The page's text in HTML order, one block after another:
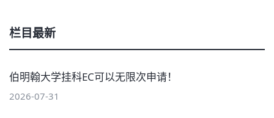
栏目最新
伯明翰大学挂科EC可以无限次申请！
2026-07-31